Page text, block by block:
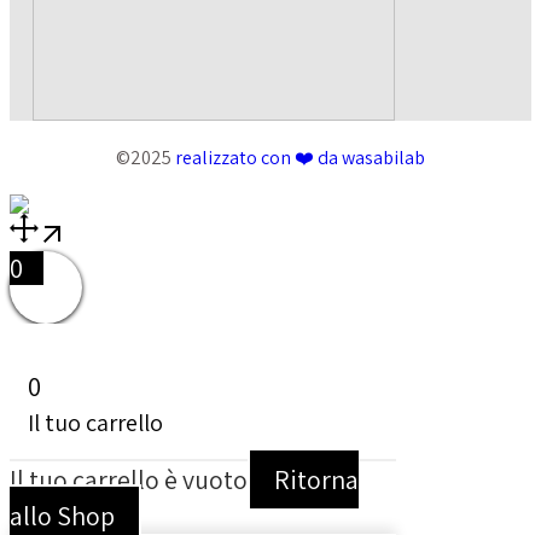
©2025 realizzato con ❤️ da wasabilab
0
0
Il tuo carrello
Il tuo carrello è vuoto
Ritorna
allo Shop